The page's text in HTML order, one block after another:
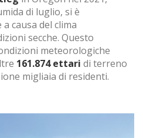
di luglio, si è
causa del clima
secche. Questo
meteorologiche
161.874 ettari di terreno
migliaia di residenti.